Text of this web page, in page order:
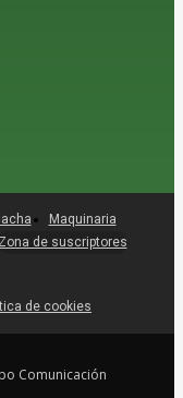
de cookies
Maquinaria
Zona de suscriptores
Comunicación